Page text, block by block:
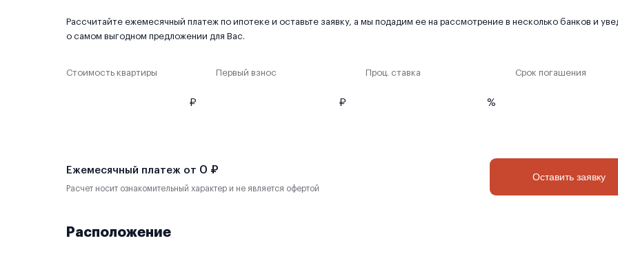
Рассчитайте ежемесячный платеж по ипотеке и оставьте заявку, а мы подадим ее на рассмотрение в несколько банков и
о самом выгодном предложении для Вас.
Стоимость квартиры
₽
Первый взнос
₽
Проц. ставка
%
Срок погашения
Ежемесячный платеж от 0 ₽
Расчет носит ознакомительный характер и не является офертой
Оставить заявку
Расположение